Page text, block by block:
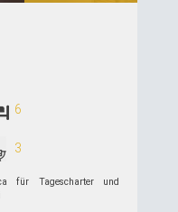
6
3
für Tagescharter und